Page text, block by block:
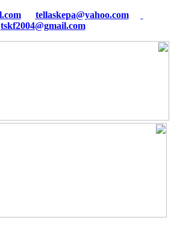
tellaskepa@yahoo.com
tskf2004@gmail.com